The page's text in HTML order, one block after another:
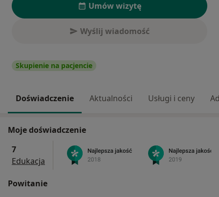
Umów wizytę
Wyślij wiadomość
Skupienie na pacjencie
Doświadczenie Aktualności Usługi i ceny
Moje doświadczenie
7
Edukacja
Powitanie